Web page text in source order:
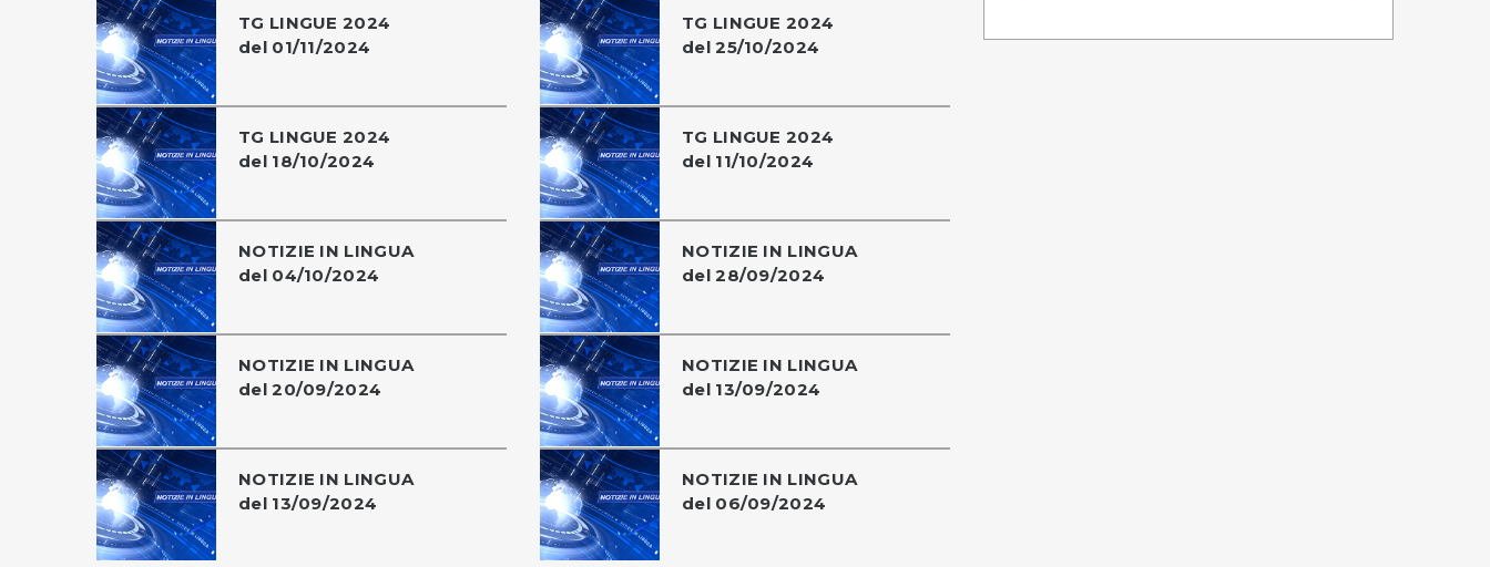
TG LINGUE 2024
del 01/11/2024
TG LINGUE 2024
del 25/10/2024
TG LINGUE 2024
del 18/10/2024
TG LINGUE 2024
del 11/10/2024
NOTIZIE IN LINGUA
del 04/10/2024
NOTIZIE IN LINGUA
del 28/09/2024
NOTIZIE IN LINGUA
del 20/09/2024
NOTIZIE IN LINGUA
del 13/09/2024
NOTIZIE IN LINGUA
del 13/09/2024
NOTIZIE IN LINGUA
del 06/09/2024